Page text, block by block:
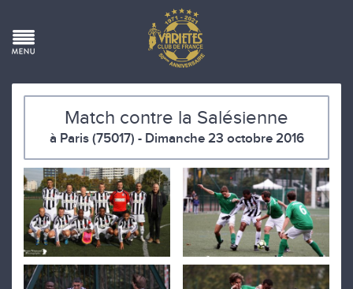
Match contre la Salésienne
à Paris (75017) - Dimanche 23 octobre 2016